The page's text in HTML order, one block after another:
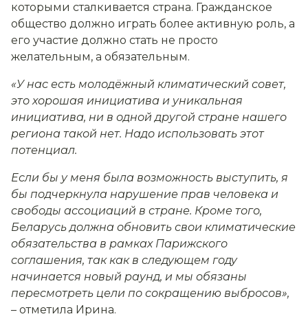
которыми сталкивается страна. Гражданское
общество должно играть более активную роль, а
его участие должно стать не просто
желательным, а обязательным.
«У нас есть молодёжный климатический совет,
это хорошая инициатива и уникальная
инициатива, ни в одной другой стране нашего
региона такой нет. Надо использовать этот
потенциал.
Если бы у меня была возможность выступить, я
бы подчеркнула нарушение прав человека и
свободы ассоциаций в стране. Кроме того,
Беларусь должна обновить свои климатические
обязательства в рамках Парижского
соглашения, так как в следующем году
начинается новый раунд, и мы обязаны
пересмотреть цели по сокращению выбросов»,
– отметила Ирина.